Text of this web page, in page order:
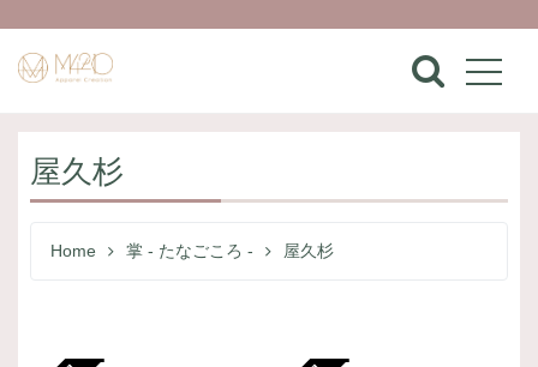
屋久杉
Home 掌 - たなごころ - 屋久杉